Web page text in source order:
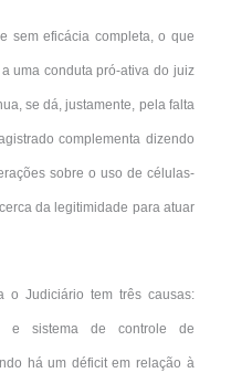
sem eficácia completa, o que
uma conduta pró-ativa do juiz
se dá, justamente, pela falta
complementa dizendo
sobre o uso de células-
da legitimidade para atuar
o Judiciário tem três causas:
e sistema de controle de
há um déficit em relação à